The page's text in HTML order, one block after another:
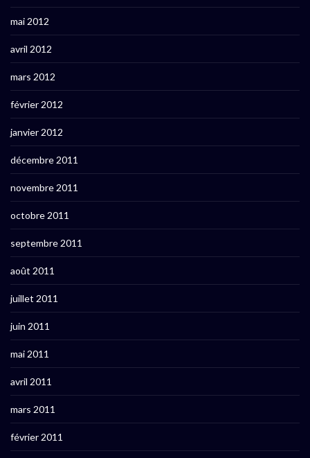
mai 2012
avril 2012
mars 2012
février 2012
janvier 2012
décembre 2011
novembre 2011
octobre 2011
septembre 2011
août 2011
juillet 2011
juin 2011
mai 2011
avril 2011
mars 2011
février 2011